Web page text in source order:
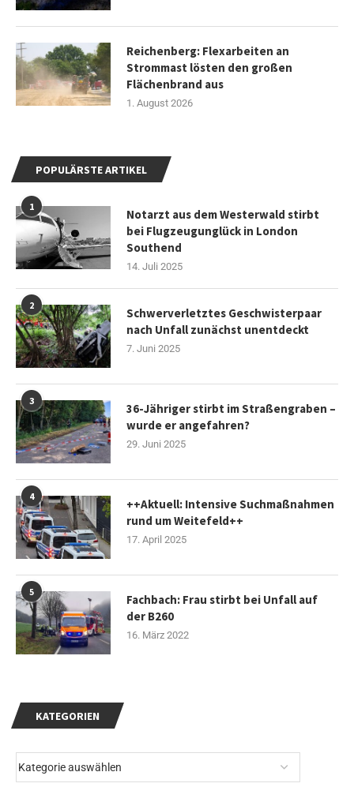
KATEGORIEN
Reichenberg: Flexarbeiten an
Strommast lösten den großen
Flächenbrand aus
1. August 2026
POPULÄRSTE ARTIKEL
1
Notarzt aus dem Westerwald stirbt
bei Flugzeugunglück in London
Southend
14. Juli 2025
2
Schwerverletztes Geschwisterpaar
nach Unfall zunächst unentdeckt
7. Juni 2025
3
36-Jähriger stirbt im Straßengraben –
wurde er angefahren?
29. Juni 2025
4
++Aktuell: Intensive Suchmaßnahmen
rund um Weitefeld++
17. April 2025
5
Fachbach: Frau stirbt bei Unfall auf
der B260
16. März 2022